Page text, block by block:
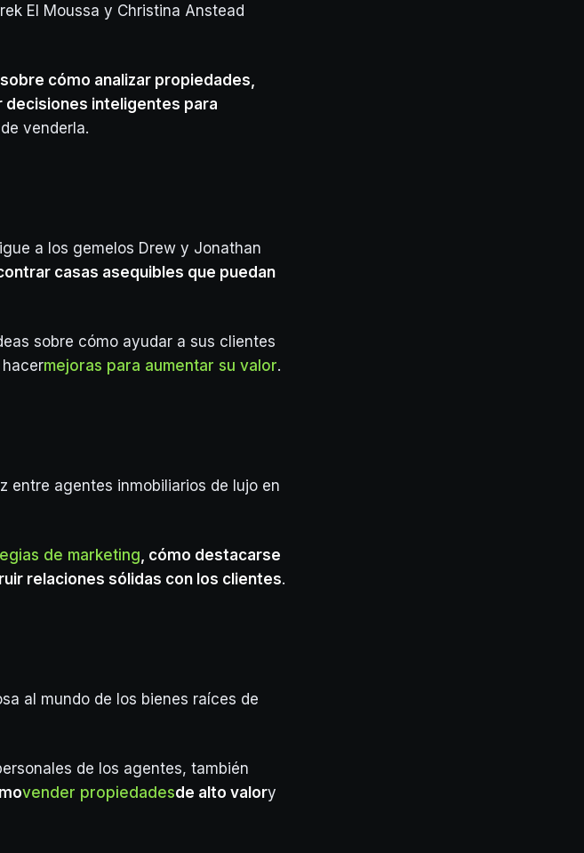
El Moussa y Christina Anstead
cómo analizar propiedades,
decisiones inteligentes para
venderla.
a los gemelos Drew y Jonathan
casas asequibles que puedan
sobre cómo ayudar a sus clientes
mejoras para aumentar su valor.
entre agentes inmobiliarios de lujo en
de marketing, cómo destacarse
relaciones sólidas con los clientes.
al mundo de los bienes raíces de
de los agentes, también
vender propiedadesde alto valory